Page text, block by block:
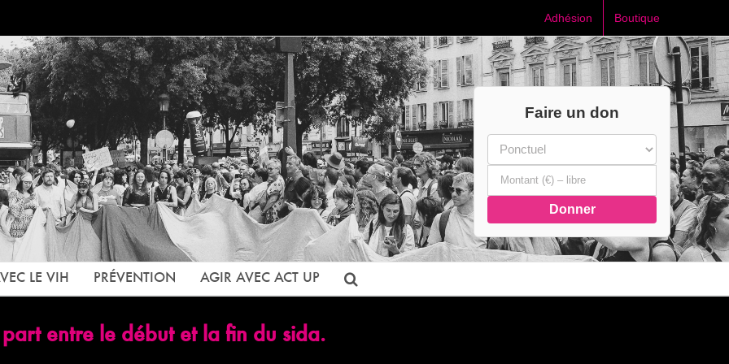
Adhésion Boutique
Faire un don
Donner
LE VIH PRÉVENTION AGIR AVEC ACT UP
entre le début et la fin du sida.